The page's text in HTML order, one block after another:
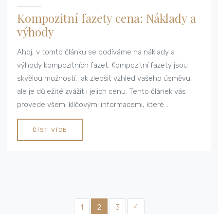
Kompozitní fazety cena: Náklady a
výhody
Ahoj, v tomto článku se podíváme na náklady a
výhody kompozitních fazet. Kompozitní fazety jsou
skvělou možností, jak zlepšit vzhled vašeho úsměvu,
ale je důležité zvážit i jejich cenu. Tento článek vás
provede všemi klíčovými informacemi, které
potřebujete znát. Klíčovým bodem je, že náklady
mohou být vysoké, ale výhody mohou být mnohem
větší. Přeji vám příjemné čtení!
ČÍST VÍCE
1 2 3 4